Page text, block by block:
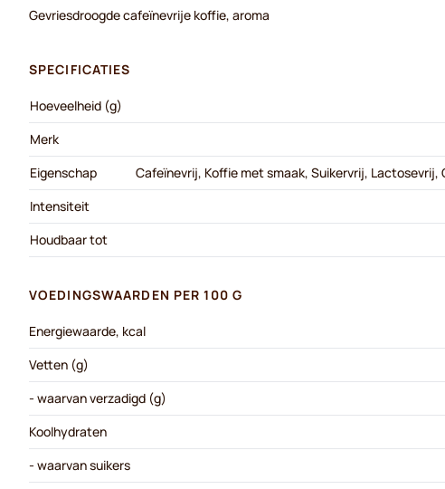
Gevriesdroogde cafeïnevrije koffie, aroma
SPECIFICATIES
Hoeveelheid (g)
Merk
Eigenschap
Cafeïnevrij, Koffie met smaak, Suikervrij, Lactosevrij,
Intensiteit
Houdbaar tot
VOEDINGSWAARDEN PER 100 G
Energiewaarde, kcal
Vetten (g)
- waarvan verzadigd (g)
Koolhydraten
- waarvan suikers